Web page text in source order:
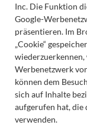
Inc. Die Funktion
Google-
präsentieren. Im
„Cookie“
Werbenetzwerk
können dem
sich auf Inhalte
aufgerufen hat, die
verwenden.